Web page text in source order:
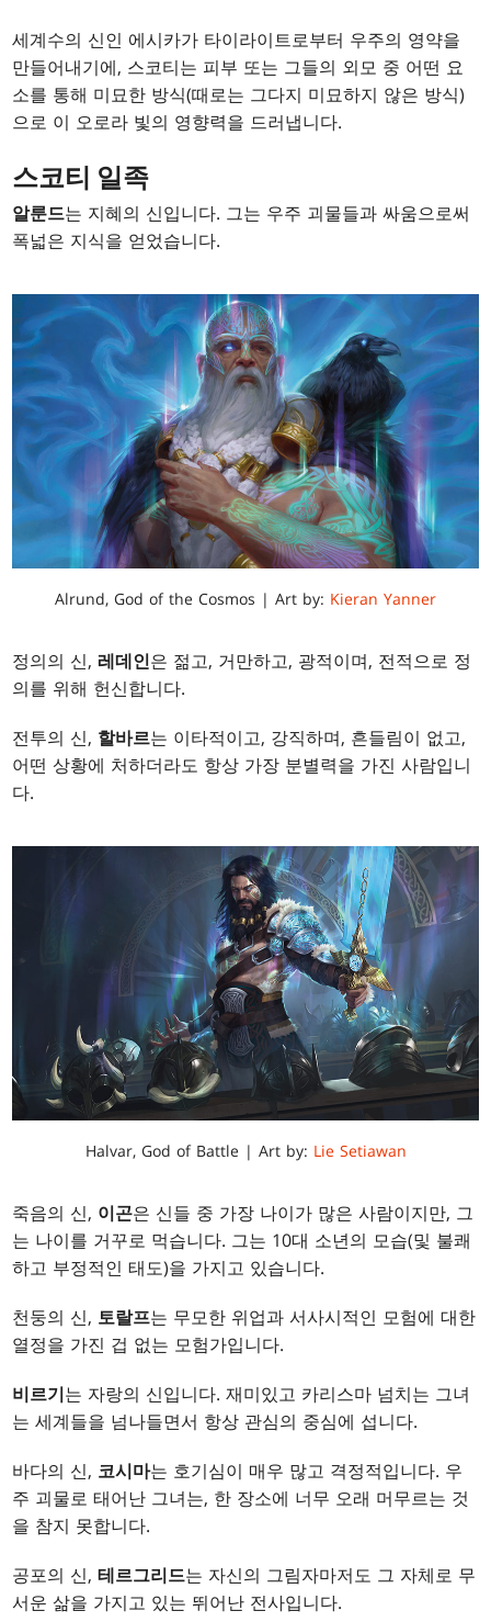
세계수의 신인 에시카가 타이라이트로부터 우주의 영약을
만들어내기에, 스코티는 피부 또는 그들의 외모 중 어떤 요
소를 통해 미묘한 방식(때로는 그다지 미묘하지 않은 방식)
으로 이 오로라 빛의 영향력을 드러냅니다.
스코티 일족
알룬드는 지혜의 신입니다. 그는 우주 괴물들과 싸움으로써
폭넓은 지식을 얻었습니다.
Alrund, God of the Cosmos | Art by: Kieran Yanner
정의의 신, 레데인은 젊고, 거만하고, 광적이며, 전적으로 정
의를 위해 헌신합니다.
전투의 신, 할바르는 이타적이고, 강직하며, 흔들림이 없고,
어떤 상황에 처하더라도 항상 가장 분별력을 가진 사람입니
다.
Halvar, God of Battle | Art by: Lie Setiawan
죽음의 신, 이곤은 신들 중 가장 나이가 많은 사람이지만, 그
는 나이를 거꾸로 먹습니다. 그는 10대 소년의 모습(및 불쾌
하고 부정적인 태도)을 가지고 있습니다.
천둥의 신, 토랄프는 무모한 위업과 서사시적인 모험에 대한
열정을 가진 겁 없는 모험가입니다.
비르기는 자랑의 신입니다. 재미있고 카리스마 넘치는 그녀
는 세계들을 넘나들면서 항상 관심의 중심에 섭니다.
바다의 신, 코시마는 호기심이 매우 많고 격정적입니다. 우
주 괴물로 태어난 그녀는, 한 장소에 너무 오래 머무르는 것
을 참지 못합니다.
공포의 신,테르그리드는 자신의 그림자마저도 그 자체로 무
서운 삶을 가지고 있는 뛰어난 전사입니다.